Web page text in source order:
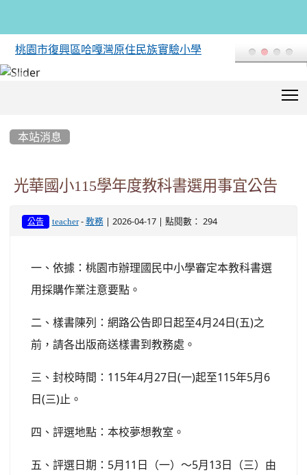
桃園市復興區哈嘎灣原住民族實驗小學
本站消息
光華國小115學年度教科書選用事宜公告
公告 teacher- 教務| 2026-04-17 | 點閱數： 294
一、依據：桃園市辦理國民中小學審定本教科書選
用採購作業注意要點。
二、樣書陳列：網路公告即日起至4月24日(五)之
前，請各出版商送樣書到教務處。
三、封校時間：115年4月27日(一)起至115年5月6
日(三)止。
四、評選地點：本校夢想教室。
五、評選日期：5月11日（一）〜5月13日（三）由